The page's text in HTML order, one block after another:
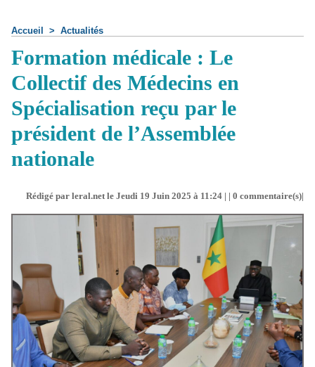
Accueil > Actualités
Formation médicale : Le
Collectif des Médecins en
Spécialisation reçu par le
président de l’Assemblée
nationale
Rédigé par leral.net le Jeudi 19 Juin 2025 à 11:24 | | 0 commentaire(s)|